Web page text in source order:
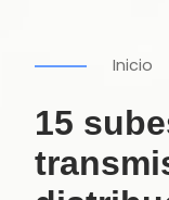
Inicio
15